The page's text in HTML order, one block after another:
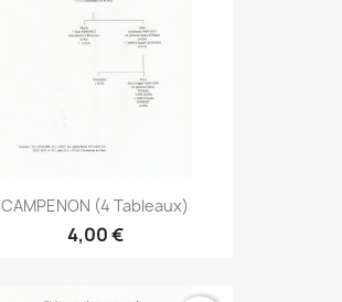
CAMPENON (4 Tableaux)
4,00 €